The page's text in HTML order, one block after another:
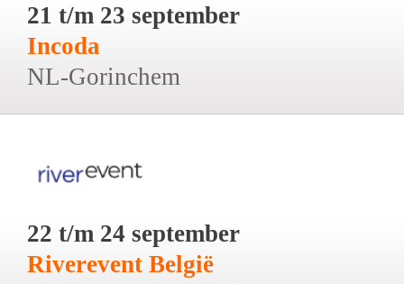
21 t/m 23 september
Incoda
NL-Gorinchem
22 t/m 24 september
Riverevent België